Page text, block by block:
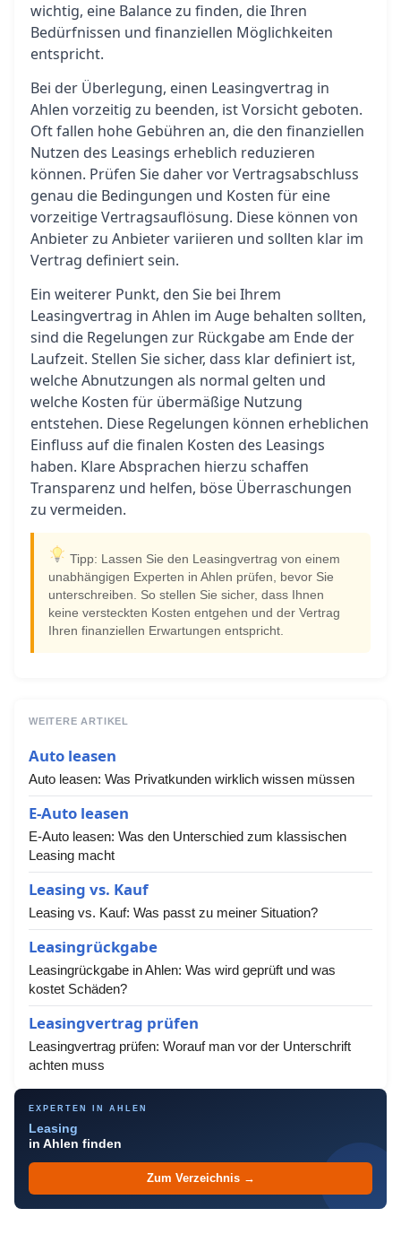
wichtig, eine Balance zu finden, die Ihren
Bedürfnissen und finanziellen Möglichkeiten
entspricht.
Bei der Überlegung, einen Leasingvertrag in
Ahlen vorzeitig zu beenden, ist Vorsicht geboten.
Oft fallen hohe Gebühren an, die den finanziellen
Nutzen des Leasings erheblich reduzieren
können. Prüfen Sie daher vor Vertragsabschluss
genau die Bedingungen und Kosten für eine
vorzeitige Vertragsauflösung. Diese können von
Anbieter zu Anbieter variieren und sollten klar im
Vertrag definiert sein.
Ein weiterer Punkt, den Sie bei Ihrem
Leasingvertrag in Ahlen im Auge behalten sollten,
sind die Regelungen zur Rückgabe am Ende der
Laufzeit. Stellen Sie sicher, dass klar definiert ist,
welche Abnutzungen als normal gelten und
welche Kosten für übermäßige Nutzung
entstehen. Diese Regelungen können erheblichen
Einfluss auf die finalen Kosten des Leasings
haben. Klare Absprachen hierzu schaffen
Transparenz und helfen, böse Überraschungen
zu vermeiden.
Tipp: Lassen Sie den Leasingvertrag von einem
unabhängigen Experten in Ahlen prüfen, bevor Sie
unterschreiben. So stellen Sie sicher, dass Ihnen
keine versteckten Kosten entgehen und der Vertrag
Ihren finanziellen Erwartungen entspricht.
WEITERE ARTIKEL
Auto leasen
Auto leasen: Was Privatkunden wirklich wissen müssen
E-Auto leasen
E-Auto leasen: Was den Unterschied zum klassischen
Leasing macht
Leasing vs. Kauf
Leasing vs. Kauf: Was passt zu meiner Situation?
Leasingrückgabe
Leasingrückgabe in Ahlen: Was wird geprüft und was
kostet Schäden?
Leasingvertrag prüfen
Leasingvertrag prüfen: Worauf man vor der Unterschrift
achten muss
EXPERTEN IN AHLEN
Leasing
in Ahlen finden
Zum Verzeichnis →